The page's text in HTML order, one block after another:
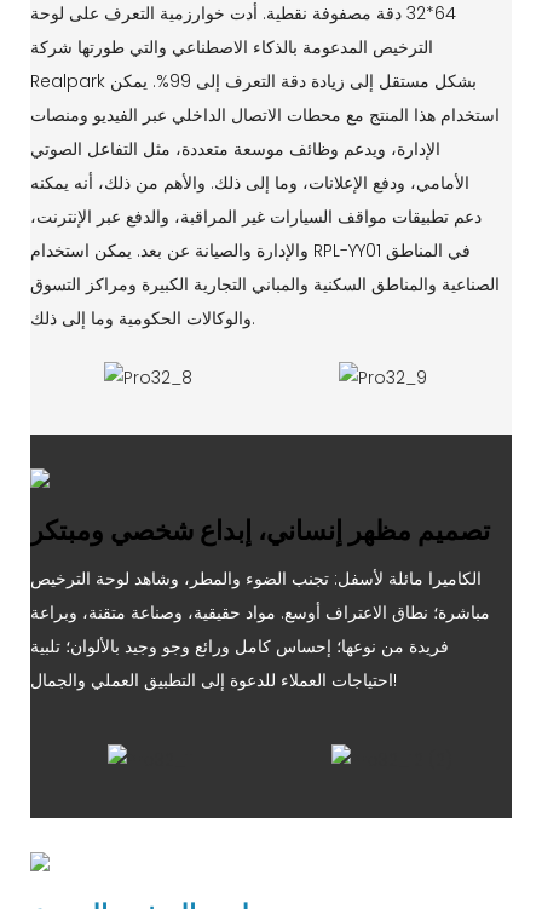
64*32 دقة مصفوفة نقطية. أدت خوارزمية التعرف على لوحة
الترخيص المدعومة بالذكاء الاصطناعي والتي طورتها شركة
Realpark بشكل مستقل إلى زيادة دقة التعرف إلى 99%. يمكن
استخدام هذا المنتج مع محطات الاتصال الداخلي عبر الفيديو ومنصات
الإدارة، ويدعم وظائف موسعة متعددة، مثل التفاعل الصوتي
الأمامي، ودفع الإعلانات، وما إلى ذلك. والأهم من ذلك، أنه يمكنه
دعم تطبيقات مواقف السيارات غير المراقبة، والدفع عبر الإنترنت،
والإدارة والصيانة عن بعد. يمكن استخدام RPL-YY01 في المناطق
الصناعية والمناطق السكنية والمباني التجارية الكبيرة ومراكز التسوق
والوكالات الحكومية وما إلى ذلك.
تصميم مظهر إنساني، إبداع شخصي ومبتكر
الكاميرا مائلة لأسفل: تجنب الضوء والمطر، وشاهد لوحة الترخيص
مباشرة؛ نطاق الاعتراف أوسع. مواد حقيقية، وصناعة متقنة، وبراعة
فريدة من نوعها؛ إحساس كامل ورائع وجو وجيد بالألوان؛ تلبية
احتياجات العملاء للدعوة إلى التطبيق العملي والجمال!